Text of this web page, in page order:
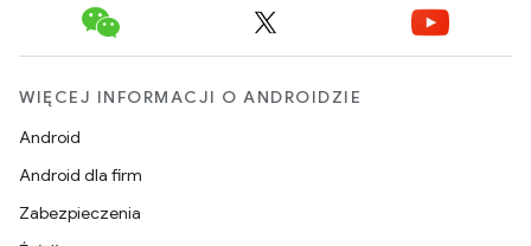
WIĘCEJ INFORMACJI O ANDROIDZIE
Android
Android dla firm
Zabezpieczenia